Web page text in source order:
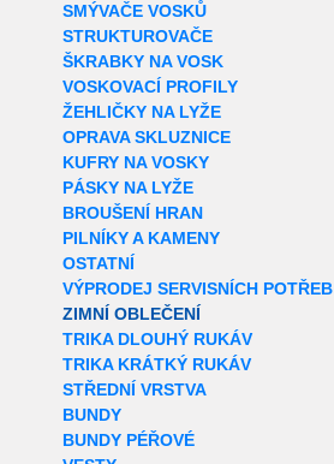
SMÝVAČE VOSKŮ
STRUKTUROVAČE
ŠKRABKY NA VOSK
VOSKOVACÍ PROFILY
ŽEHLIČKY NA LYŽE
OPRAVA SKLUZNICE
KUFRY NA VOSKY
PÁSKY NA LYŽE
BROUŠENÍ HRAN
PILNÍKY A KAMENY
OSTATNÍ
VÝPRODEJ SERVISNÍCH POTŘEB
ZIMNÍ OBLEČENÍ
TRIKA DLOUHÝ RUKÁV
TRIKA KRÁTKÝ RUKÁV
STŘEDNÍ VRSTVA
BUNDY
BUNDY PÉŘOVÉ